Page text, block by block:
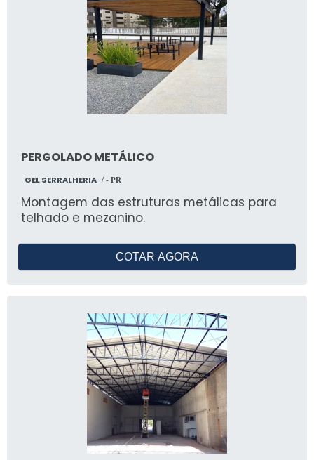
PERGOLADO METÁLICO
GEL SERRALHERIA / - PR
Montagem das estruturas metálicas para
telhado e mezanino.
COTAR AGORA